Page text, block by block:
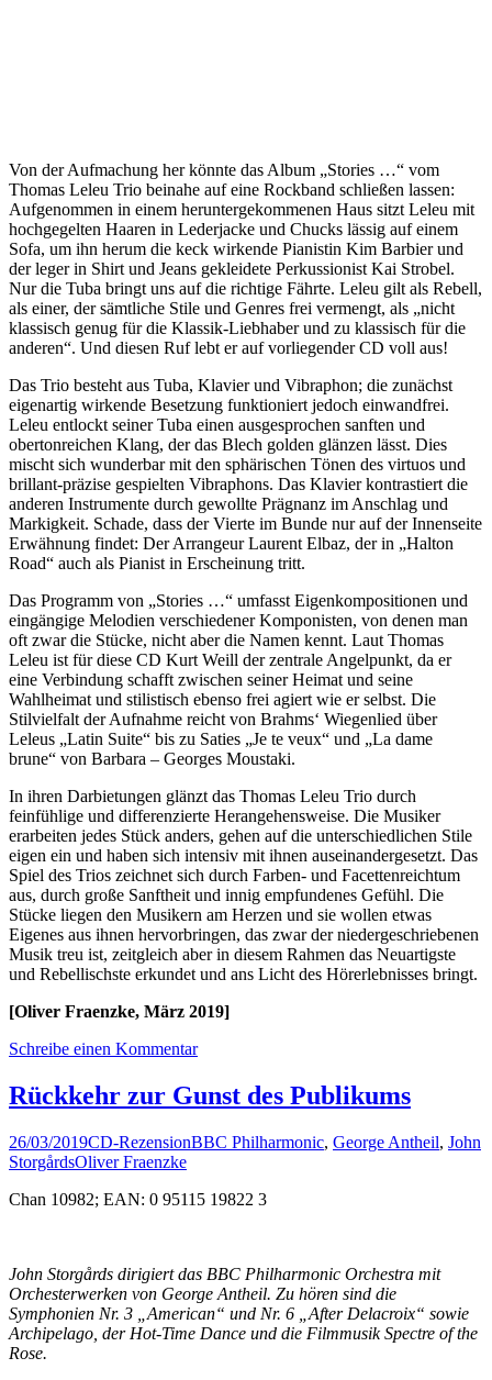
Von der Aufmachung her könnte das Album „Stories …“ vom
Thomas Leleu Trio beinahe auf eine Rockband schließen lassen:
Aufgenommen in einem heruntergekommenen Haus sitzt Leleu mit
hochgegelten Haaren in Lederjacke und Chucks lässig auf einem
Sofa, um ihn herum die keck wirkende Pianistin Kim Barbier und
der leger in Shirt und Jeans gekleidete Perkussionist Kai Strobel.
Nur die Tuba bringt uns auf die richtige Fährte. Leleu gilt als Rebell,
als einer, der sämtliche Stile und Genres frei vermengt, als „nicht
klassisch genug für die Klassik-Liebhaber und zu klassisch für die
anderen“. Und diesen Ruf lebt er auf vorliegender CD voll aus!
Das Trio besteht aus Tuba, Klavier und Vibraphon; die zunächst
eigenartig wirkende Besetzung funktioniert jedoch einwandfrei.
Leleu entlockt seiner Tuba einen ausgesprochen sanften und
obertonreichen Klang, der das Blech golden glänzen lässt. Dies
mischt sich wunderbar mit den sphärischen Tönen des virtuos und
brillant-präzise gespielten Vibraphons. Das Klavier kontrastiert die
anderen Instrumente durch gewollte Prägnanz im Anschlag und
Markigkeit. Schade, dass der Vierte im Bunde nur auf der Innenseite
Erwähnung findet: Der Arrangeur Laurent Elbaz, der in „Halton
Road“ auch als Pianist in Erscheinung tritt.
Das Programm von „Stories …“ umfasst Eigenkompositionen und
eingängige Melodien verschiedener Komponisten, von denen man
oft zwar die Stücke, nicht aber die Namen kennt. Laut Thomas
Leleu ist für diese CD Kurt Weill der zentrale Angelpunkt, da er
eine Verbindung schafft zwischen seiner Heimat und seine
Wahlheimat und stilistisch ebenso frei agiert wie er selbst. Die
Stilvielfalt der Aufnahme reicht von Brahms‘ Wiegenlied über
Leleus „Latin Suite“ bis zu Saties „Je te veux“ und „La dame
brune“ von Barbara – Georges Moustaki.
In ihren Darbietungen glänzt das Thomas Leleu Trio durch
feinfühlige und differenzierte Herangehensweise. Die Musiker
erarbeiten jedes Stück anders, gehen auf die unterschiedlichen Stile
eigen ein und haben sich intensiv mit ihnen auseinandergesetzt. Das
Spiel des Trios zeichnet sich durch Farben- und Facettenreichtum
aus, durch große Sanftheit und innig empfundenes Gefühl. Die
Stücke liegen den Musikern am Herzen und sie wollen etwas
Eigenes aus ihnen hervorbringen, das zwar der niedergeschriebenen
Musik treu ist, zeitgleich aber in diesem Rahmen das Neuartigste
und Rebellischste erkundet und ans Licht des Hörerlebnisses bringt.
[Oliver Fraenzke, März 2019]
Schreibe einen Kommentar
Rückkehr zur Gunst des Publikums
26/03/2019CD-RezensionBBC Philharmonic, George Antheil, John
StorgårdsOliver Fraenzke
Chan 10982; EAN: 0 95115 19822 3
John Storgårds dirigiert das BBC Philharmonic Orchestra mit
Orchesterwerken von George Antheil. Zu hören sind die
Symphonien Nr. 3 „American“ und Nr. 6 „After Delacroix“ sowie
Archipelago, der Hot-Time Dance und die Filmmusik Spectre of the
Rose.